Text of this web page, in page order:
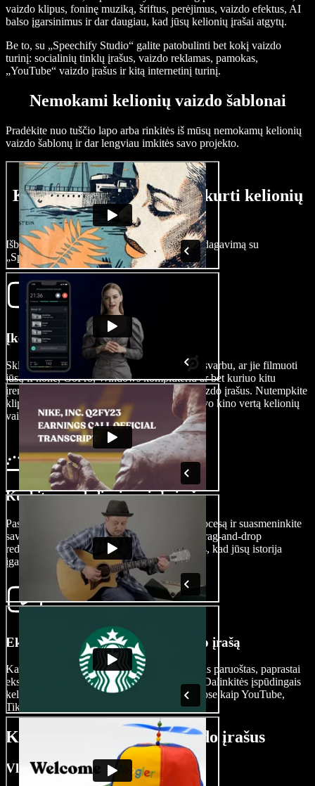
vaizdo klipus, foninę muziką, šriftus, perėjimus, vaizdo efektus, AI
balso įgarsinimus ir dar daugiau, kad jūsų kelionių įrašai atgytų.
Be to, su „Speechify Studio“ galite patobulinti bet kokį vaizdo
turinį: socialinių tinklų įrašus, vaizdo reklamas, pamokas,
„YouTube“ vaizdo įrašus ir kitą internetinį turinį.
Nemokami kelionių vaizdo šablonai
Pradėkite nuo tuščio lapo arba rinkitės iš mūsų nemokamų kelionių
vaizdo šablonų ir dar lengviau imkitės savo projekto.
Kaip per kelias minutes sukurti kelionių
vaizdo įrašą
Išbandykite pažangų kelionių vaizdo įrašų redagavimą su
„Speechify Studio“.
Įkelkite savo vaizdo įrašą
Sklandžiai įkelkite savo kelionių kadrus – nesvarbu, ar jie filmuoti
jūsų iPhone, GoPro, Windows kompiuteriu ar bet kuriuo kitu
įrenginiu – tiesiog pasirinkite Nuotraukas/Vaizdo įrašus. Nutempkite
klipus į storyboard langą ir pradėkite kurti savo kino vertą kelionių
vaizdo įrašą.
Kurkite savo kelionių vaizdo įrašą
Pasinerkite į kūrybinį vaizdo įrašo kūrimo procesą ir suasmeninkite
savo kelionių šedevrą. Pasinaudokite mūsų drag-and-drop
redaktoriumi, šriftais, perėjimais ir AI efektais, kad jūsų istorija
įgautų daugiau charakterio ir gyvybės.
Eksportuokite savo kelionių vaizdo įrašą
Kai jūsų kino vertas kelionių vaizdo įrašas bus paruoštas, paprastai
eksportuokite jį spustelėdami „Eksportuoti“. Dalinkitės įspūdingais
kelionių įrašais socialiniuose tinkluose, tokiuose kaip YouTube,
TikTok, Reels ir kitur.
Kada naudoti kelionių vaizdo įrašus
Vlogai